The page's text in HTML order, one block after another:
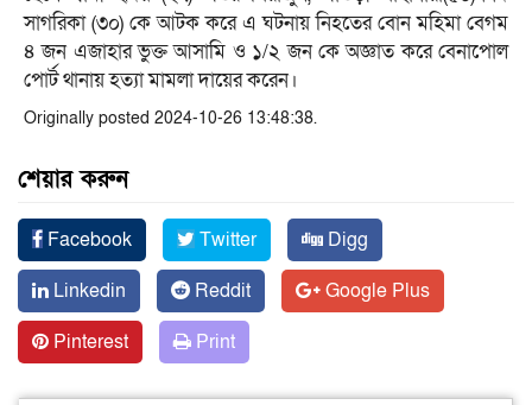
সাগরিকা (৩০) কে আটক করে এ ঘটনায় নিহতের বোন মহিমা বেগম
৪ জন এজাহার ভুক্ত আসামি ও ১/২ জন কে অজ্ঞাত করে বেনাপোল
পোর্ট থানায় হত্যা মামলা দায়ের করেন।
Originally posted 2024-10-26 13:48:38.
শেয়ার করুন
Facebook Twitter
Digg
Linkedin
Reddit
Google Plus
Pinterest
Print